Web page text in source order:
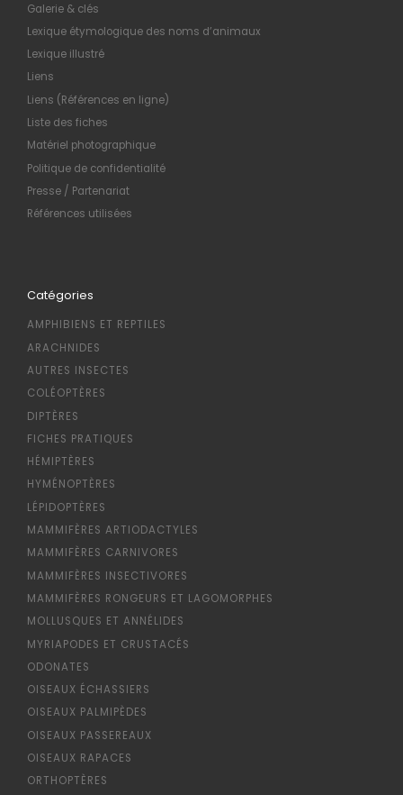
Galerie & clés
Lexique étymologique des noms d’animaux
Lexique illustré
Liens
Liens (Références en ligne)
Liste des fiches
Matériel photographique
Politique de confidentialité
Presse / Partenariat
Références utilisées
Catégories
AMPHIBIENS ET REPTILES
ARACHNIDES
AUTRES INSECTES
COLÉOPTÈRES
DIPTÈRES
FICHES PRATIQUES
HÉMIPTÈRES
HYMÉNOPTÈRES
LÉPIDOPTÈRES
MAMMIFÈRES ARTIODACTYLES
MAMMIFÈRES CARNIVORES
MAMMIFÈRES INSECTIVORES
MAMMIFÈRES RONGEURS ET LAGOMORPHES
MOLLUSQUES ET ANNÉLIDES
MYRIAPODES ET CRUSTACÉS
ODONATES
OISEAUX ÉCHASSIERS
OISEAUX PALMIPÈDES
OISEAUX PASSEREAUX
OISEAUX RAPACES
ORTHOPTÈRES